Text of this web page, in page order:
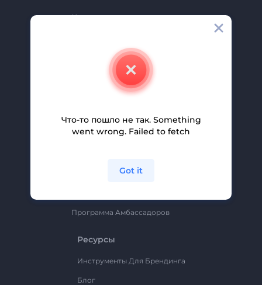
Компания
Свяжитесь С Нами
Помощь И Поддержка
Партнерская Программа
Политика Конфиденциальности
Программа Амбассадоров
Ресурсы
Инструменты Для Брендинга
Блог
Что-то пошло не так. Something
went wrong. Failed to fetch
Got it